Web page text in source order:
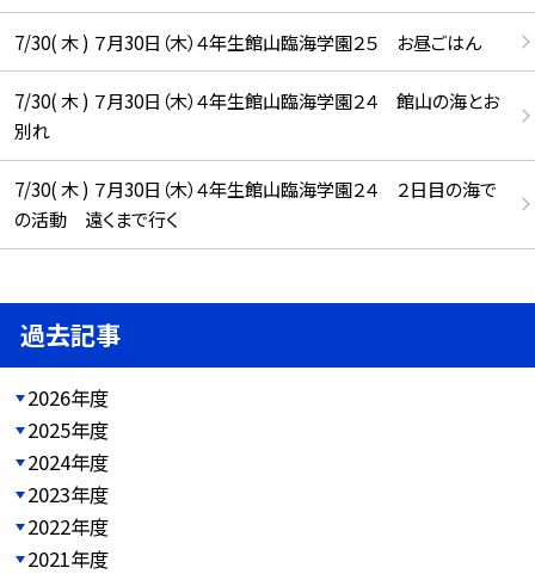
7/30( 木 ) ７月30日（木）４年生館山臨海学園２５ お昼ごはん
7/30( 木 ) ７月30日（木）４年生館山臨海学園２４ 館山の海とお
別れ
7/30( 木 ) ７月30日（木）４年生館山臨海学園２４ ２日目の海で
の活動 遠くまで行く
過去記事
2026年度
2025年度
2024年度
2023年度
2022年度
2021年度